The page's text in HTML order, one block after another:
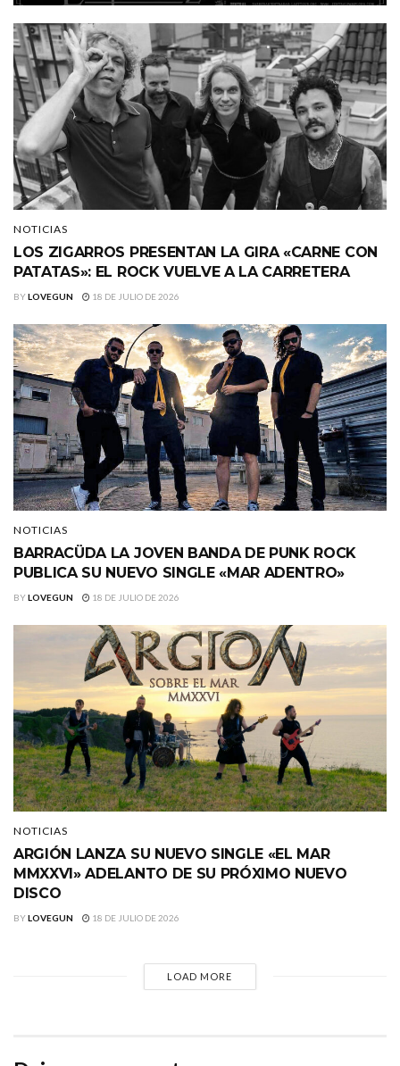
NOTICIAS
LOS ZIGARROS PRESENTAN LA GIRA «CARNE CON
PATATAS»: EL ROCK VUELVE A LA CARRETERA
BYLOVEGUN 18 DE JULIO DE 2026
NOTICIAS
BARRACÜDA LA JOVEN BANDA DE PUNK ROCK
PUBLICA SU NUEVO SINGLE «MAR ADENTRO»
BYLOVEGUN 18 DE JULIO DE 2026
NOTICIAS
ARGIÓN LANZA SU NUEVO SINGLE «EL MAR
MMXXVI» ADELANTO DE SU PRÓXIMO NUEVO
DISCO
BYLOVEGUN 18 DE JULIO DE 2026
LOAD MORE